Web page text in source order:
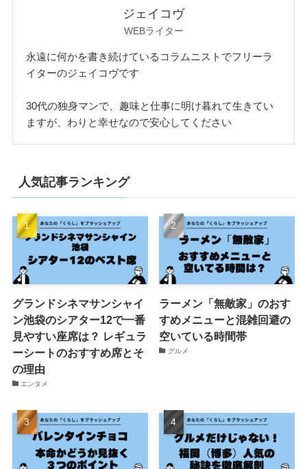
ジェイコヴ
WEBライター
永遠に何かを書き続けているコラムニストでフリーラ
イターのジェイコヴです
30代の独身マンで、趣味と仕事に明け暮れて生きてい
ますが、わりと幸せなので安心してください
人気記事ランキング
グランドシネマサンシャイ
ン池袋のシアター12で一番
見やすい座席は？ レギュラ
ーシートのおすすめ席とそ
の理由
エンタメ
​ラーメン「無敵家」のおす
すめメニューと混雑回避の
空いている時間帯
グルメ